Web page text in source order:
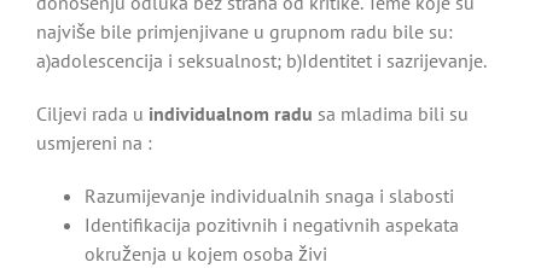
najviše bile primjenjivane u grupnom radu bile su:
a)adolescencija i seksualnost; b)Identitet i sazrijevanje.
Ciljevi rada u individualnom radu sa mladima bili su
usmjereni na :
Razumijevanje individualnih snaga i slabosti
Identifikacija pozitivnih i negativnih aspekata
okruženja u kojem osoba živi